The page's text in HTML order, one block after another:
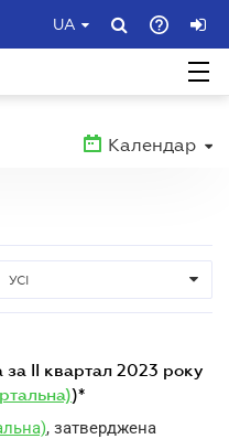
UA
Календар
УСІ
)*
, затверджена